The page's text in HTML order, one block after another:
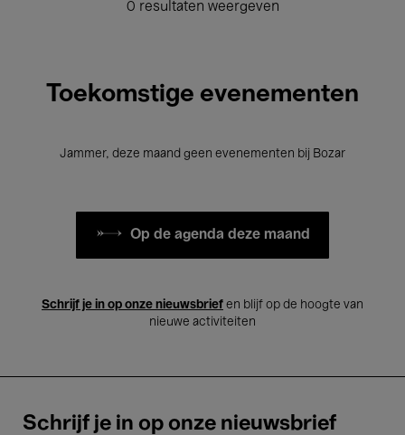
0 resultaten weergeven
Toekomstige evenementen
Jammer, deze maand geen evenementen bij Bozar
Op de agenda deze maand
Schrijf je in op onze nieuwsbrief en blijf op de hoogte van
nieuwe activiteiten
Schrijf je in op onze nieuwsbrief